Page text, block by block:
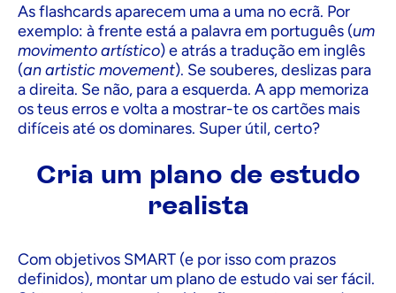
As flashcards aparecem uma a uma no ecrã. Por
exemplo: à frente está a palavra em português (um
movimento artístico) e atrás a tradução em inglês
(an artistic movement). Se souberes, deslizas para
a direita. Se não, para a esquerda. A app memoriza
os teus erros e volta a mostrar-te os cartões mais
difíceis até os dominares. Super útil, certo?
Cria um plano de estudo
realista
Com objetivos SMART (e por isso com prazos
definidos), montar um plano de estudo vai ser fácil.